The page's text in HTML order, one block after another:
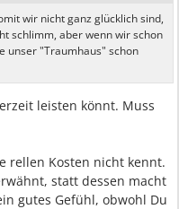
wir nicht ganz glücklich sind,
schlimm, aber wenn wir schon
unser "Traumhaus" schon
leisten könnt. Muss
rellen Kosten nicht kennt.
statt dessen macht
gutes Gefühl, obwohl Du